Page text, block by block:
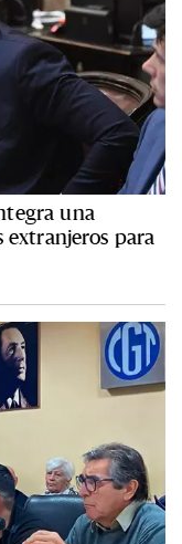
una
extranjeros para